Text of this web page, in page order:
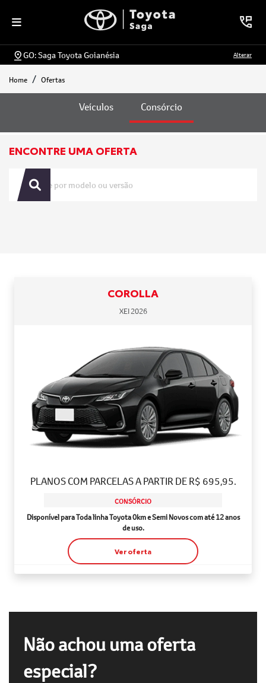
GO: Saga Toyota Goianésia Alterar
Home Ofertas
Veículos Consórcio
Ofertas
ENCONTRE UMA OFERTA
COROLLA
XEI 2026
PLANOS COM PARCELAS A PARTIR DE R$ 695,95.
CONSÓRCIO
Disponível para Toda linha Toyota 0km e Semi Novos com até 12 anos
de uso.
Ver oferta
Não achou uma oferta
especial?